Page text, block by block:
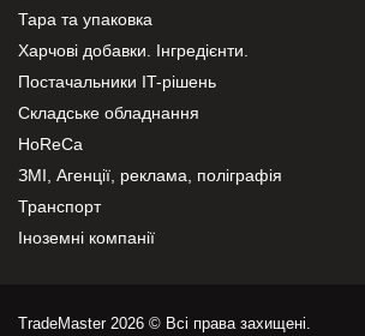
Тара та упаковка
Харчові добавки. Інгредієнти.
Постачальники IT-рішень
Складське обладнання
HoReCa
ЗМІ, Агенції, реклама, поліграфія
Транспорт
Іноземні компанії
TradeMaster 2026 © Всі права захищені.